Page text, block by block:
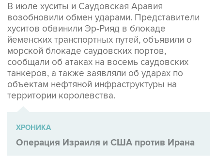
В июле хуситы и Саудовская Аравия
возобновили обмен ударами. Представители
хуситов обвинили Эр-Рияд в блокаде
йеменских транспортных путей, объявили о
морской блокаде саудовских портов,
сообщали об атаках на восемь саудовских
танкеров, а также заявляли об ударах по
объектам нефтяной инфраструктуры на
территории королевства.
ХРОНИКА
Операция Израиля и США против Ирана